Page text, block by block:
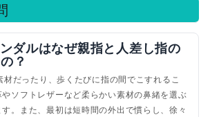
ダルはなぜ親指と人差し指の
？
材だったり、歩くたびに指の間でこすれるこ
ソフトレザーなど柔らかい素材の鼻緒を選ぶ
。また、最初は短時間の外出で慣らし、徐々